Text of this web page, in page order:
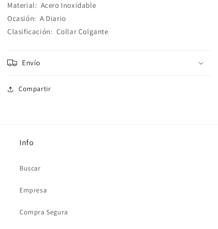
Material: Acero Inoxidable
Ocasión: A Diario
Clasificación: Collar Colgante
Envío
Compartir
Info
Buscar
Empresa
Compra Segura